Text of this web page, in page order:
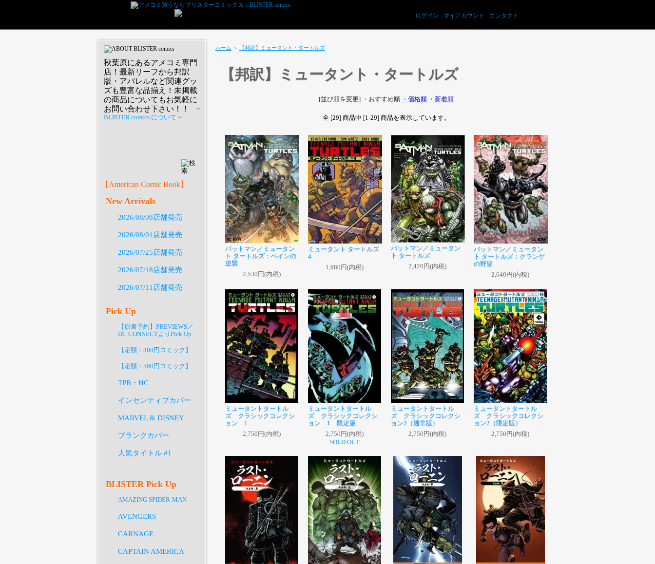
ログイン マイアカウント コンタクト
ホーム ＞ 【邦訳】ミュータント・タートルズ
【邦訳】ミュータント・タートルズ
[並び順を変更] ・おすすめ順 ・価格順 ・新着順
全 [29] 商品中 [1-29] 商品を表示しています。
バットマン／ミュータン
ト タートルズ：ベインの
逆襲
2,530円(内税)
ミュータント タートルズ
4
1,980円(内税)
バットマン／ミュータン
ト タートルズ
2,420円(内税)
バットマン／ミュータン
ト タートルズ：クランゲ
の野望
2,640円(内税)
ミュータントタートル
ズ クラシックコレクシ
ョン 1
2,750円(内税)
ミュータントタートル
ズ クラシックコレクシ
ョン 1 限定版
2,750円(内税)
SOLD OUT
ミュータントタートル
ズ クラシックコレクシ
ョン2（通常版）
2,750円(内税)
ミュータントタートル
ズ クラシックコレクシ
ョン2（限定版）
2,750円(内税)
秋葉原にあるアメコミ専門
店！最新リーフから邦訳
版・アパレルなど関連グッ
ズも豊富な品揃え！未掲載
の商品についてもお気軽に
お問い合わせ下さい！！
=
BLISTER comics について =
PREVIEWS予約オーダー用紙ダウンロード
【American Comic Book】
New Arrivals
2026/08/08店舗発売
2026/08/01店舗発売
2026/07/25店舗発売
2026/07/18店舗発売
2026/07/11店舗発売
Pick Up
【原書予約】PREVIEWS／
DC CONNECTよりPick Up
【定額：300円コミック】
【定額：500円コミック】
TPB・HC
インセンティブカバー
MARVEL & DISNEY
ブランクカバー
人気タイトル #1
BLISTER Pick Up
AMAZING SPIDER-MAN
AVENGERS
CARNAGE
CAPTAIN AMERICA